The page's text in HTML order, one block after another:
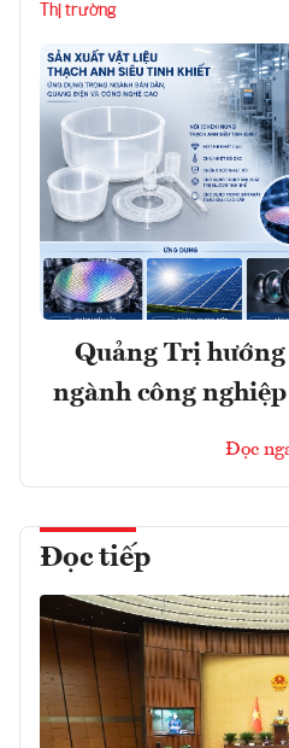
Thị trường
Quảng Trị
ngành công
Đọc
Đọc tiếp